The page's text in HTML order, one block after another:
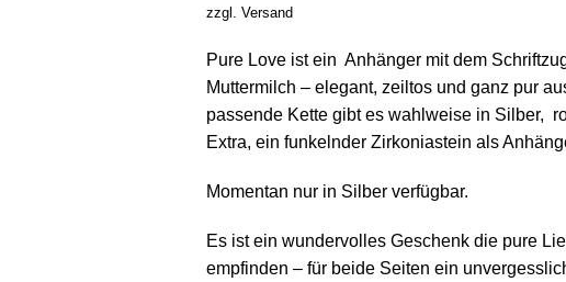
zzgl. Versand
Pure Love ist ein Anhänger mit dem
Muttermilch – elegant, zeiltos und ganz pur
passende Kette gibt es wahlweise in Silber,
Extra, ein funkelnder Zirkoniastein als
Momentan nur in Silber verfügbar.
Es ist ein wundervolles Geschenk die pure
empfinden – für beide Seiten ein